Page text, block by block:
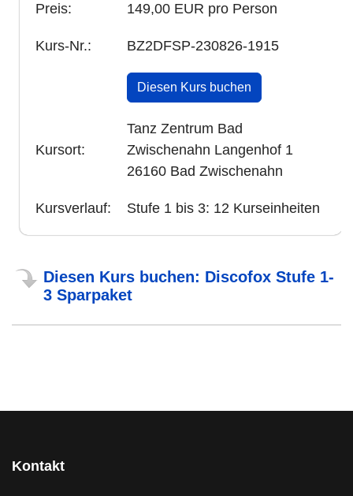
Preis: 149,00 EUR pro Person
Kurs-Nr.: BZ2DFSP-230826-1915
Diesen Kurs buchen
Kursort:
Tanz Zentrum Bad
Zwischenahn Langenhof 1
26160 Bad Zwischenahn
Kursverlauf: Stufe 1 bis 3: 12 Kurseinheiten
Diesen Kurs buchen: Discofox Stufe 1-
3 Sparpaket
Kontakt